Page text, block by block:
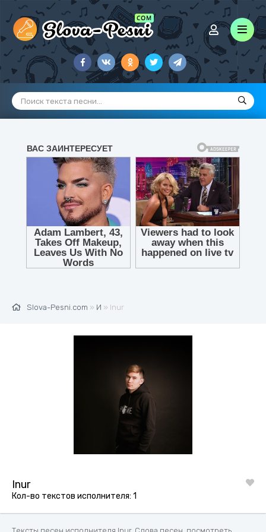
Slova-Pesni.com » И » Inur
Inur
Кол-во текстов исполнителя: 1